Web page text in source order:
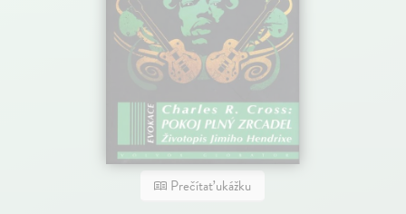
Prečítať ukážku